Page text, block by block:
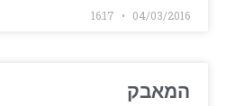
04/03/2016
המאבק